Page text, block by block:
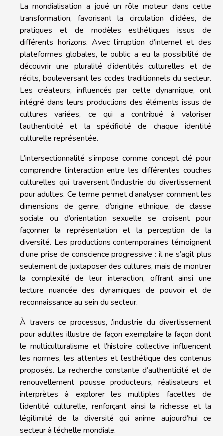
La mondialisation a joué un rôle moteur dans cette
transformation, favorisant la circulation d’idées, de
pratiques et de modèles esthétiques issus de
différents horizons. Avec l’irruption d’internet et des
plateformes globales, le public a eu la possibilité de
découvrir une pluralité d’identités culturelles et de
récits, bouleversant les codes traditionnels du secteur.
Les créateurs, influencés par cette dynamique, ont
intégré dans leurs productions des éléments issus de
cultures variées, ce qui a contribué à valoriser
l’authenticité et la spécificité de chaque identité
culturelle représentée.
L’intersectionnalité s’impose comme concept clé pour
comprendre l’interaction entre les différentes couches
culturelles qui traversent l’industrie du divertissement
pour adultes. Ce terme permet d’analyser comment les
dimensions de genre, d’origine ethnique, de classe
sociale ou d’orientation sexuelle se croisent pour
façonner la représentation et la perception de la
diversité. Les productions contemporaines témoignent
d’une prise de conscience progressive : il ne s’agit plus
seulement de juxtaposer des cultures, mais de montrer
la complexité de leur interaction, offrant ainsi une
lecture nuancée des dynamiques de pouvoir et de
reconnaissance au sein du secteur.
À travers ce processus, l’industrie du divertissement
pour adultes illustre de façon exemplaire la façon dont
le multiculturalisme et l’histoire collective influencent
les normes, les attentes et l’esthétique des contenus
proposés. La recherche constante d’authenticité et de
renouvellement pousse producteurs, réalisateurs et
interprètes à explorer les multiples facettes de
l’identité culturelle, renforçant ainsi la richesse et la
légitimité de la diversité qui anime aujourd’hui ce
secteur à l’échelle mondiale.